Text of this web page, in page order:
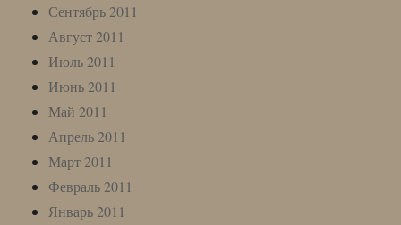
Сентябрь 2011
Август 2011
Июль 2011
Июнь 2011
Май 2011
Апрель 2011
Март 2011
Февраль 2011
Январь 2011